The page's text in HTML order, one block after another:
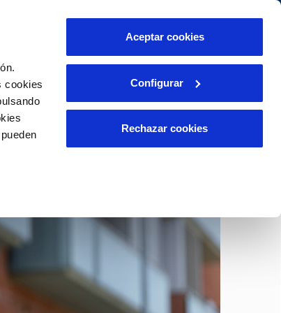
cookies
Aceptar cookies
Configurar
Rechazar cookies
INCIDENCIAS
Comunica anomalías o posibles
PORTAL DE TRANSPARENCIA